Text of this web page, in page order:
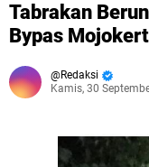
Tabrakan
Bypas
Redaksi
Kamis, 30